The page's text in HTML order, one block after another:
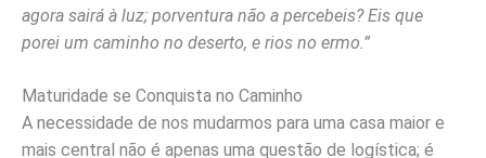
agora sairá à luz; porventura não a percebeis? Eis que
porei um caminho no deserto, e rios no ermo.”
Maturidade se Conquista no Caminho
A necessidade de nos mudarmos para uma casa maior e
mais central não é apenas uma questão de logística; é